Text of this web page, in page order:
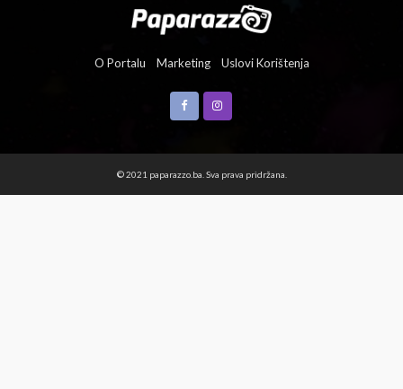
O Portalu Marketing Uslovi Korištenja
© 2021 paparazzo.ba. Sva prava pridržana.